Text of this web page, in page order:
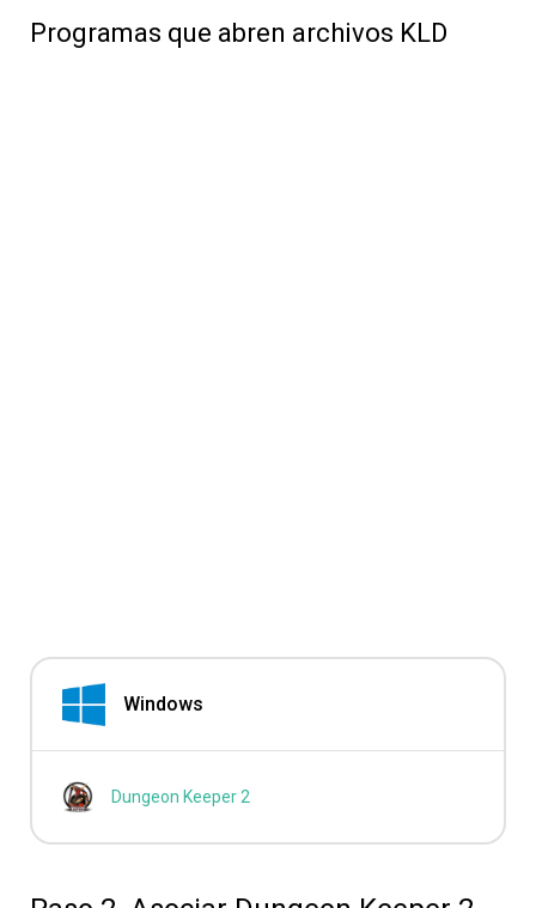
Programas que abren archivos KLD
Windows
Dungeon Keeper 2